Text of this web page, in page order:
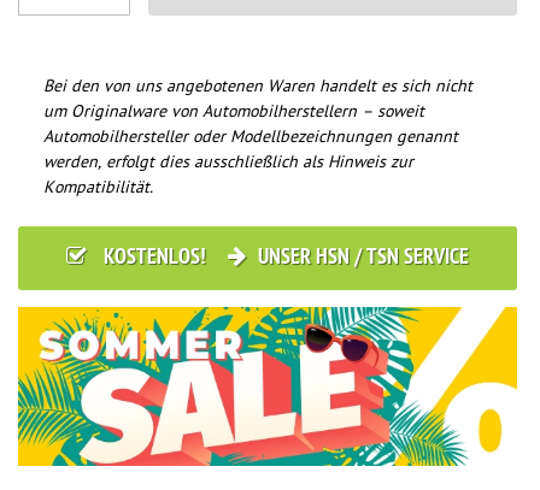
Bei den von uns angebotenen Waren handelt es sich nicht
um Originalware von Automobilherstellern – soweit
Automobilhersteller oder Modellbezeichnungen genannt
werden, erfolgt dies ausschließlich als Hinweis zur
Kompatibilität.
KOSTENLOS! UNSER HSN / TSN SERVICE